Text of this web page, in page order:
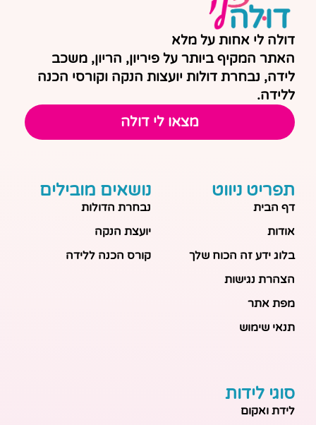
דולה לי אחות על מלא
האתר המקיף ביותר על פיריון, הריון, משכב
לידה, נבחרת דולות יועצות הנקה וקורסי הכנה
ללידה.
מצאו לי דולה
תפריט ניווט
דף הבית
אודות
בלוג ידע זה הכוח שלך
הצהרת נגישות
מפת אתר
תנאי שימוש
נושאים מובילים
נבחרת הדולות
יועצת הנקה
קורס הכנה ללידה
סוגי לידות
לידת ואקום